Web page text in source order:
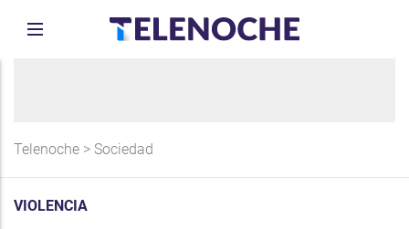
Telenoche > Sociedad
VIOLENCIA